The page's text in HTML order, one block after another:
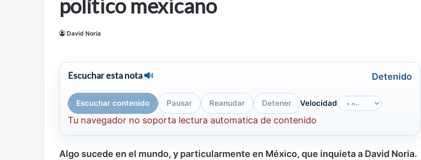
político mexicano
David Noria
Escuchar esta nota Detenido
Escuchar contenido Pausar Reanudar Detener Velocidad
Tu navegador no soporta lectura automatica de contenido
Algo sucede en el mundo, y particularmente en México, que inquieta a David Noria.
Cine, futbol y América Latina: una
nuevo
y
la
Abre la Sala Nacional
mexicanas
colección
digital
Olvido
El